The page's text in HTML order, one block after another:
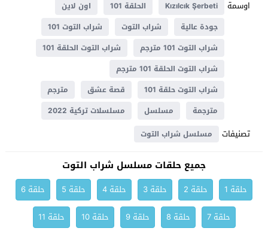
اوسمة
Kızılcık Şerbeti الحلقة 101
اون لاين
جودة عالية
شراب التوت
شراب التوت 101
شراب التوت 101 مترجم
شراب التوت الحلقة 101
شراب التوت الحلقة 101 مترجم
شراب التوت حلقة 101
قصة عشق
مترجم
مترجمة
مسلسل مسلسلات تركية 2022
تصنيفات مسلسل شراب التوت
جميع حلقات مسلسل شراب التوت
حلقة 1 حلقة 2 حلقة 3 حلقة 4 حلقة 5
حلقة 6
حلقة 7
حلقة 8 حلقة 9 حلقة 10
حلقة 11